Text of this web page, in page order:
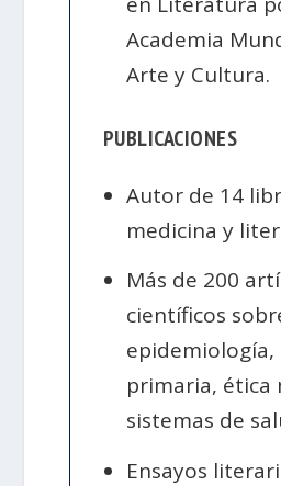
Academia
Arte y Cultura.
PUBLICACIONES
Autor de 14
medicina y
Más de 200
científicos
primaria, ética
sistemas de
Ensayos